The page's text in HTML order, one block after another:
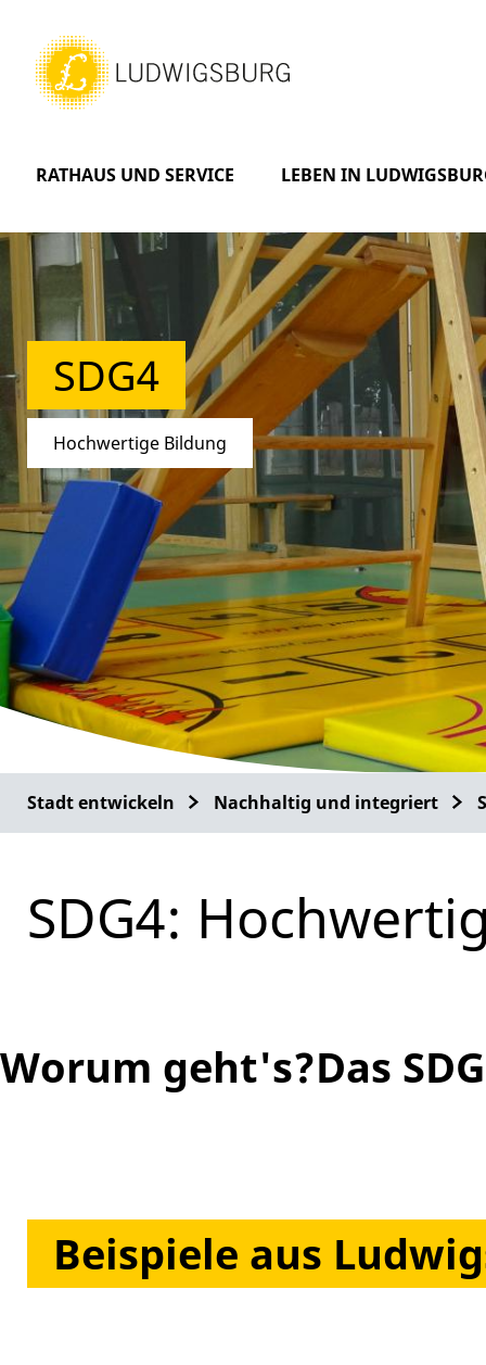
RATHAUS UND SERVICE LEBEN IN
SDG4
Hochwertige Bildung
Stadt entwickeln Nachhaltig und integriert
SDG4:
Worum geht's?Das
Beispiele aus